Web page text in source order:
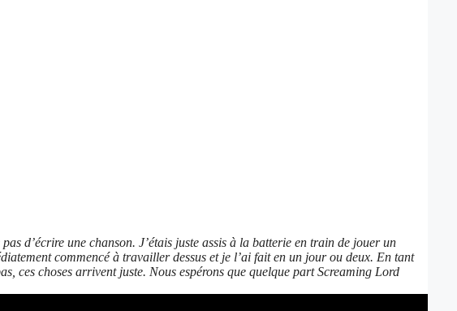
d’écrire une chanson. J’étais juste assis à la batterie en train de jouer un
commencé à travailler dessus et je l’ai fait en un jour ou deux. En tant
ces choses arrivent juste. Nous espérons que quelque part Screaming Lord